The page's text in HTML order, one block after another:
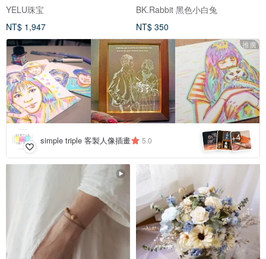
YELU珠宝
NT$ 1,947
BK.Rabbit 黑色小白兔
NT$ 350
推廣
simple triple 客製人像插畫 5.0 +4